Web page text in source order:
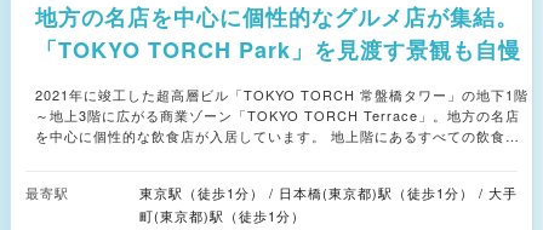
地方の名店を中心に個性的なグルメ店が集結。
「TOKYO TORCH Park」を見渡す景観も自慢
2021年に竣工した超高層ビル「TOKYO TORCH 常盤橋タワー」の地下1階
～地上3階に広がる商業ゾーン「TOKYO TORCH Terrace」。地方の名店
を中心に個性的な飲食店が入居しています。 地上階にあるすべての飲食店
で、眼下に広がる「TOKYO TORCH Park」内にあるデッキスペースやベ
ンチで購入品をいただくのもオススメです。
最寄駅
東京駅（徒歩1分） / 日本橋(東京都)駅（徒歩1分） / 大手
町(東京都)駅（徒歩1分）